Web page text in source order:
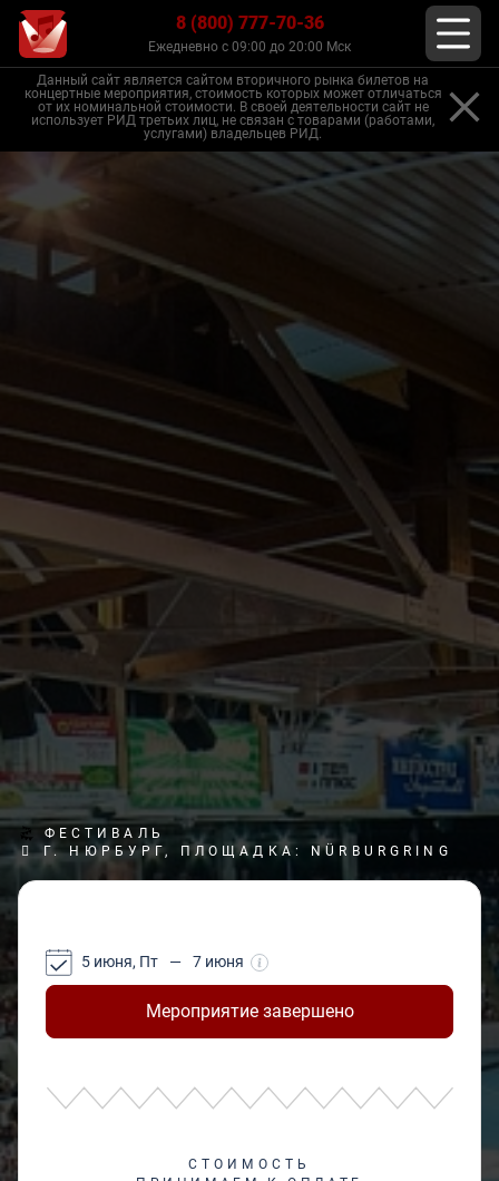
8 (800) 777-70-36
Ежедневно с 09:00 до 20:00 Мск
Данный сайт является сайтом вторичного рынка билетов на
концертные мероприятия, стоимость которых может отличаться
от их номинальной стоимости. В своей деятельности сайт не
использует РИД третьих лиц, не связан с товарами (работами,
услугами) владельцев РИД.
ФЕСТИВАЛЬ
Г. НЮРБУРГ, ПЛОЩАДКА: NÜRBURGRING
Мероприятие завершено
5 июня, Пт — 7 июня
СТОИМОСТЬ